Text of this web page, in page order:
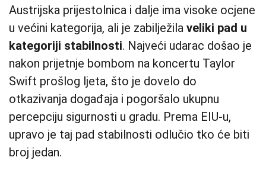
Austrijska prijestolnica i dalje ima visoke ocjene
u većini kategorija, ali je zabilježila veliki pad u
kategoriji stabilnosti. Najveći udarac došao je
nakon prijetnje bombom na koncertu Taylor
Swift prošlog ljeta, što je dovelo do
otkazivanja događaja i pogoršalo ukupnu
percepciju sigurnosti u gradu. Prema EIU-u,
upravo je taj pad stabilnosti odlučio tko će biti
broj jedan.